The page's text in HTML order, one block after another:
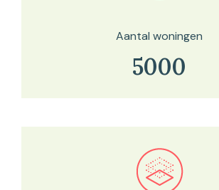
Aantal woningen
5000
Bekijk in onze